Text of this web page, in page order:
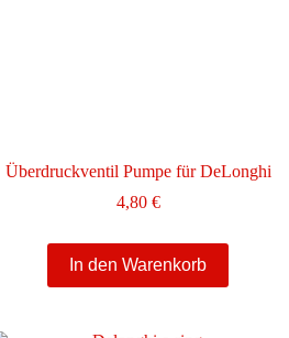
Überdruckventil Pumpe für DeLonghi
4,80 €
In den Warenkorb